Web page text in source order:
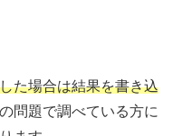
た場合は結果を書き込
問題で調べている方に